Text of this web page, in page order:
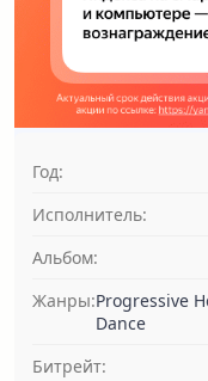
Год:
Исполнитель:
Альбом:
Жанры:Progressive
Dance
Битрейт: